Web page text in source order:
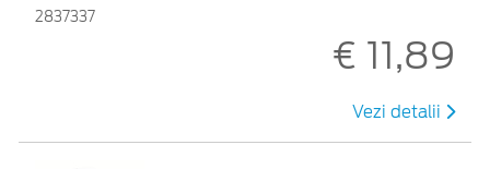
2837337
€ 11,89
Vezi detalii